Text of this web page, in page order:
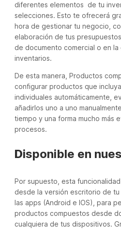
diferentes elementos de tu
selecciones. Esto te ofrecerá
hora de gestionar tu negocio,
elaboración de tus
de documento comercial o en
inventarios.
De esta manera, Productos
configurar productos que
individuales automáticamente,
añadirlos uno a uno
tiempo y una forma mucho más
procesos.
Disponible en
Por supuesto, esta
desde la versión escritorio de
las apps (Android e IOS), para
productos compuestos desde
cualquiera de tus dispositivos.